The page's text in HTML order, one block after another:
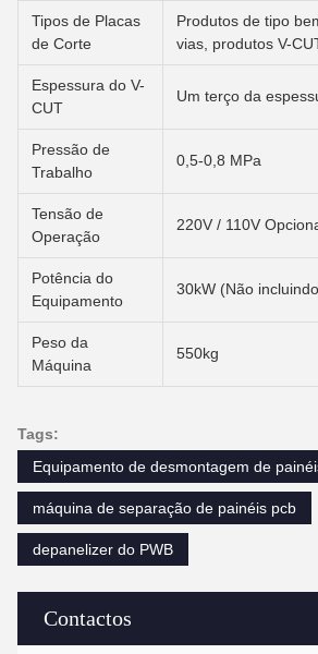
Contactos
Tipos de Placas
de Corte
Produtos de tipo
vias, produtos V-
Espessura do V-
CUT
Um terço da
Pressão de
Trabalho
0,5-0,8 MPa
Tensão de
Operação
220V / 110V
Potência do
Equipamento
30kW (Não
Peso da
Máquina
550kg
Tags:
Equipamento de desmontagem de
máquina de separação de painéis pcb
depanelizer do PWB